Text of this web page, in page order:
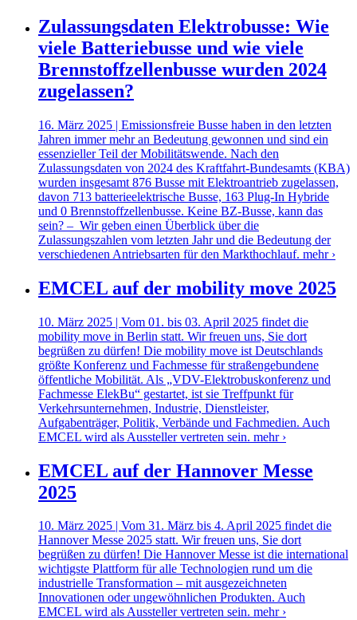
Zulassungsdaten Elektrobusse: Wie
viele Batteriebusse und wie viele
Brennstoffzellenbusse wurden 2024
zugelassen?
16. März 2025 | Emissionsfreie Busse haben in den letzten
Jahren immer mehr an Bedeutung gewonnen und sind ein
essenzieller Teil der Mobilitätswende. Nach den
Zulassungsdaten von 2024 des Kraftfahrt-Bundesamts (KBA)
wurden insgesamt 876 Busse mit Elektroantrieb zugelassen,
davon 713 batterieelektrische Busse, 163 Plug-In Hybride
und 0 Brennstoffzellenbusse. Keine BZ-Busse, kann das
sein? – Wir geben einen Überblick über die
Zulassungszahlen vom letzten Jahr und die Bedeutung der
verschiedenen Antriebsarten für den Markthochlauf. mehr ›
EMCEL auf der mobility move 2025
10. März 2025 | Vom 01. bis 03. April 2025 findet die
mobility move in Berlin statt. Wir freuen uns, Sie dort
begrüßen zu dürfen! Die mobility move ist Deutschlands
größte Konferenz und Fachmesse für straßengebundene
öffentliche Mobilität. Als „VDV-Elektrobuskonferenz und
Fachmesse ElekBu“ gestartet, ist sie Treffpunkt für
Verkehrsunternehmen, Industrie, Dienstleister,
Aufgabenträger, Politik, Verbände und Fachmedien. Auch
EMCEL wird als Aussteller vertreten sein. mehr ›
EMCEL auf der Hannover Messe
2025
10. März 2025 | Vom 31. März bis 4. April 2025 findet die
Hannover Messe 2025 statt. Wir freuen uns, Sie dort
begrüßen zu dürfen! Die Hannover Messe ist die international
wichtigste Plattform für alle Technologien rund um die
industrielle Transformation – mit ausgezeichneten
Innovationen oder ungewöhnlichen Produkten. Auch
EMCEL wird als Aussteller vertreten sein. mehr ›